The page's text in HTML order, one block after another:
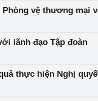
Tổ chức huấn luyện, bồi
nghiệp vụ kiểm định kỹ
Video bảo vệ môi trường
Album ảnh bảo vệ môi
của Đảng
vệ thương mại
lãnh đạo Tập đoàn
thực hiện Nghị